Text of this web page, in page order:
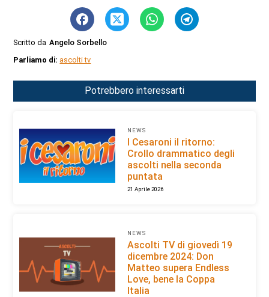
Scritto da Angelo Sorbello
Parliamo di: ascolti tv
Potrebbero interessarti
NEWS
I Cesaroni il ritorno:
Crollo drammatico degli
ascolti nella seconda
puntata
21 Aprile 2026
NEWS
Ascolti TV di giovedì 19
dicembre 2024: Don
Matteo supera Endless
Love, bene la Coppa
Italia